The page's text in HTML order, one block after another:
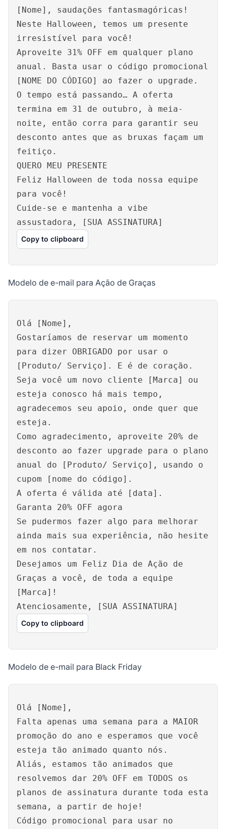
[Nome], saudações fantasmagóricas!
Neste Halloween, temos um presente
irresistível para você!
Aproveite 31% OFF em qualquer plano
anual. Basta usar o código promocional
[NOME DO CÓDIGO] ao fazer o upgrade.
O tempo está passando… A oferta
termina em 31 de outubro, à meia-
noite, então corra para garantir seu
desconto antes que as bruxas façam um
feitiço.
QUERO MEU PRESENTE
Feliz Halloween de toda nossa equipe
para você!
Cuide-se e mantenha a vibe
assustadora, [SUA ASSINATURA]
Copy to clipboard
Modelo de e-mail para Ação de Graças
Olá [Nome],
Gostaríamos de reservar um momento
para dizer OBRIGADO por usar o
[Produto/ Serviço]. E é de coração.
Seja você um novo cliente [Marca] ou
esteja conosco há mais tempo,
agradecemos seu apoio, onde quer que
esteja.
Como agradecimento, aproveite 20% de
desconto ao fazer upgrade para o plano
anual do [Produto/ Serviço], usando o
cupom [nome do código].
A oferta é válida até [data].
Garanta 20% OFF agora
Se pudermos fazer algo para melhorar
ainda mais sua experiência, não hesite
em nos contatar.
Desejamos um Feliz Dia de Ação de
Graças a você, de toda a equipe
[Marca]!
Atenciosamente, [SUA ASSINATURA]
Copy to clipboard
Modelo de e-mail para Black Friday
Olá [Nome],
Falta apenas uma semana para a MAIOR
promoção do ano e esperamos que você
esteja tão animado quanto nós.
Aliás, estamos tão animados que
resolvemos dar 20% OFF em TODOS os
planos de assinatura durante toda esta
semana, a partir de hoje!
Código promocional para usar no